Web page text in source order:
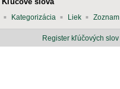
Kategorizácia Liek Zoznam
Register kľúčových slov